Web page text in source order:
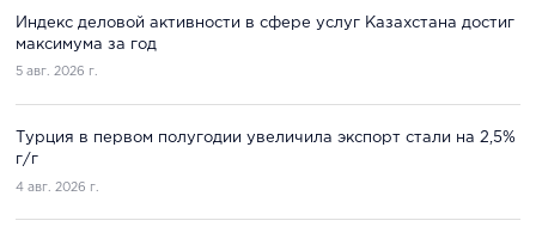
Индекс деловой активности в сфере услуг Казахстана достиг
максимума за год
5 авг. 2026 г.
Турция в первом полугодии увеличила экспорт стали на 2,5%
г/г
4 авг. 2026 г.